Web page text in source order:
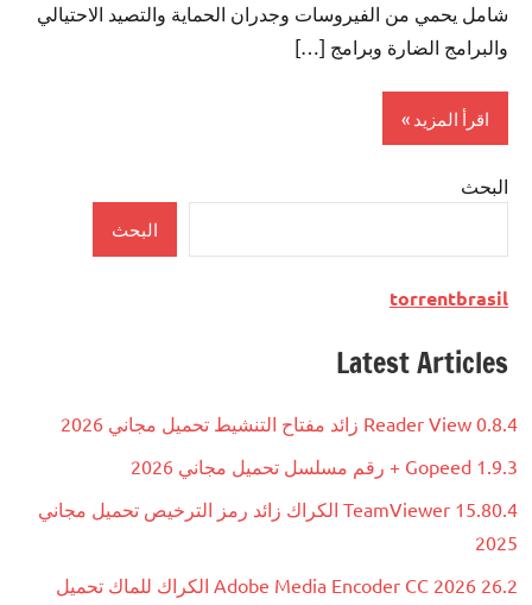
شامل يحمي من الفيروسات وجدران الحماية والتصيد الاحتيالي
والبرامج الضارة وبرامج […]
اقرأ المزيد
Antivirus
البحث
البحث
torrentbrasil
Latest Articles
Reader View 0.8.4 زائد مفتاح التنشيط تحميل مجاني 2026
Gopeed 1.9.3 + رقم مسلسل تحميل مجاني 2026
TeamViewer 15.80.4 الكراك زائد رمز الترخيص تحميل مجاني
2025
Adobe Media Encoder CC 2026 26.2 الكراك للماك تحميل